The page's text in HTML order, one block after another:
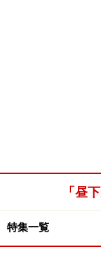
「昼
特集一覧